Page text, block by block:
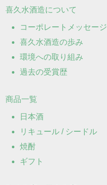
喜久水酒造について
コーポレートメッセージ
喜久水酒造の歩み
環境への取り組み
過去の受賞歴
商品一覧
日本酒
リキュール / シードル
焼酎
ギフト